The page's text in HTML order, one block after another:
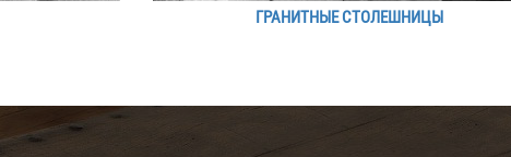
ГРАНИТНЫЕ СТОЛЕШНИЦЫ